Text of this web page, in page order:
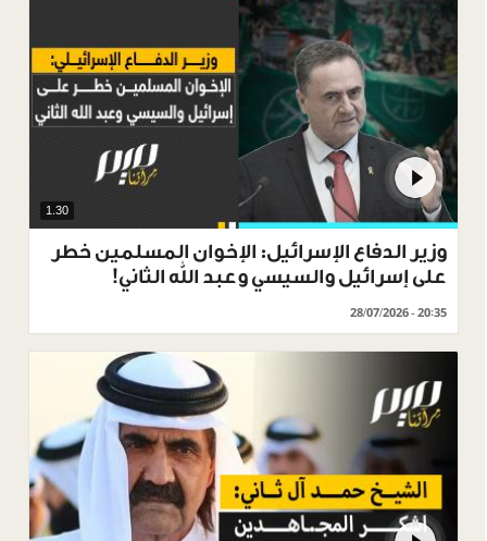
1.30
وزير الدفاع الإسرائيل: الإخوان المسلمين خطر
على إسرائيل والسيسي وعبد الله الثاني!
28/07/2026 - 20:35